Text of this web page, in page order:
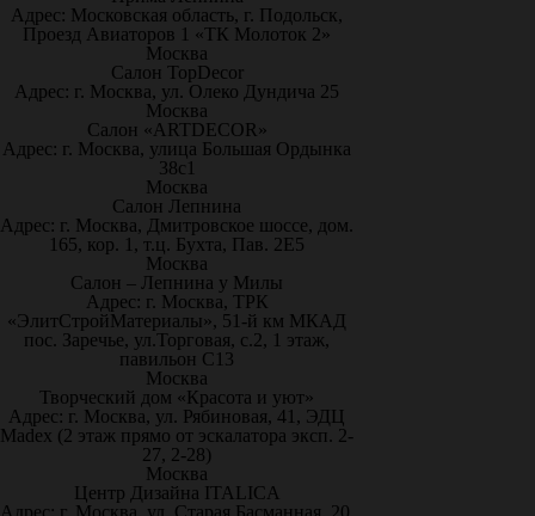
Адрес: Московская область, г. Подольск,
Проезд Авиаторов 1 «ТК Молоток 2»
Москва
Салон TopDecor
Адрес: г. Москва, ул. Олеко Дундича 25
Москва
Салон «ARTDECOR»
Адрес: г. Москва, улица Большая Ордынка
38с1
Москва
Салон Лепнина
Адрес: г. Москва, Дмитровское шоссе, дом.
165, кор. 1, т.ц. Бухта, Пав. 2Е5
Москва
Салон – Лепнина у Милы
Адрес: г. Москва, ТРК
«ЭлитСтройМатериалы», 51-й км МКАД
пос. Заречье, ул.Торговая, с.2, 1 этаж,
павильон С13
Москва
Творческий дом «Красота и уют»
Адрес: г. Москва, ул. Рябиновая, 41, ЭДЦ
Madex (2 этаж прямо от эскалатора эксп. 2-
27, 2-28)
Москва
Центр Дизайна ITALICA
Адрес: г. Москва, ул. Старая Басманная, 20,